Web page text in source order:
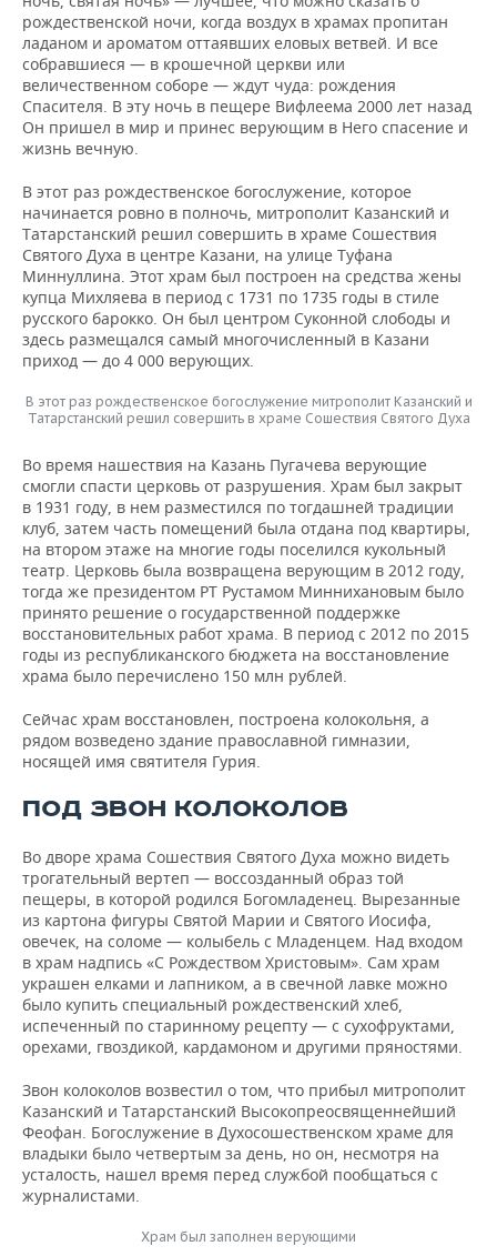
ОТКРЫТАЯ ЛЕКЦИЯ
БАСКЕТБОЛ
ВОЛЕЙБОЛ
КИБЕРСПОРТ
ФИГУРНОЕ КАТАНИЕ
ВОДНЫЕ ВИДЫ СПОРТА
ХОККЕЙ С МЯЧОМ
ИНФРАСТРУКТУРА
ИСТОРИЯ
КУЛЬТУРА
МЕДИЦИНА
ОБРАЗОВАНИЕ
ПРОИСШЕСТВИЯ
СПРАВОЧНИК
СПИСОК ПЕРСОН
СПИСОК КОМПАНИЙ
ПОЛНАЯ ВЕРСИЯ
рождественской ночи, когда воздух в храмах пропитан
ладаном и ароматом оттаявших еловых ветвей. И все
собравшиеся — в крошечной церкви или
величественном соборе — ждут чуда: рождения
Спасителя. В эту ночь в пещере Вифлеема 2000 лет назад
Он пришел в мир и принес верующим в Него спасение и
жизнь вечную.
В этот раз рождественское богослужение, которое
начинается ровно в полночь, митрополит Казанский и
Татарстанский решил совершить в храме Сошествия
Святого Духа в центре Казани, на улице Туфана
Миннуллина. Этот храм был построен на средства жены
купца Михляева в период с 1731 по 1735 годы в стиле
русского барокко. Он был центром Суконной слободы и
здесь размещался самый многочисленный в Казани
приход — до 4 000 верующих.
В этот раз рождественское богослужение митрополит Казанский и
Татарстанский решил совершить в храме Сошествия Святого Духа
Во время нашествия на Казань Пугачева верующие
смогли спасти церковь от разрушения. Храм был закрыт
в 1931 году, в нем разместился по тогдашней традиции
клуб, затем часть помещений была отдана под квартиры,
на втором этаже на многие годы поселился кукольный
театр. Церковь была возвращена верующим в 2012 году,
тогда же президентом РТ Рустамом Миннихановым было
принято решение о государственной поддержке
восстановительных работ храма. В период с 2012 по 2015
годы из республиканского бюджета на восстановление
храма было перечислено 150 млн рублей.
Сейчас храм восстановлен, построена колокольня, а
рядом возведено здание православной гимназии,
носящей имя святителя Гурия.
ПОД ЗВОН КОЛОКОЛОВ
Во дворе храма Сошествия Святого Духа можно видеть
трогательный вертеп — воссозданный образ той
пещеры, в которой родился Богомладенец. Вырезанные
из картона фигуры Святой Марии и Святого Иосифа,
овечек, на соломе — колыбель с Младенцем. Над входом
в храм надпись «С Рождеством Христовым». Сам храм
украшен елками и лапником, а в свечной лавке можно
было купить специальный рождественский хлеб,
испеченный по старинному рецепту — с сухофруктами,
орехами, гвоздикой, кардамоном и другими пряностями.
Звон колоколов возвестил о том, что прибыл митрополит
Казанский и Татарстанский Высокопреосвященнейший
Феофан. Богослужение в Духосошественском храме для
владыки было четвертым за день, но он, несмотря на
усталость, нашел время перед службой пообщаться с
журналистами.
Храм был заполнен верующими